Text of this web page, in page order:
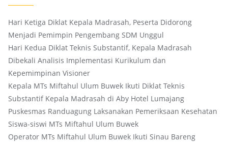
Hari Ketiga Diklat Kepala Madrasah, Peserta Didorong
Menjadi Pemimpin Pengembang SDM Unggul
Hari Kedua Diklat Teknis Substantif, Kepala Madrasah
Dibekali Analisis Implementasi Kurikulum dan
Kepemimpinan Visioner
Kepala MTs Miftahul Ulum Buwek Ikuti Diklat Teknis
Substantif Kepala Madrasah di Aby Hotel Lumajang
Puskesmas Randuagung Laksanakan Pemeriksaan Kesehatan
Siswa-siswi MTs Miftahul Ulum Buwek
Operator MTs Miftahul Ulum Buwek Ikuti Sinau Bareng